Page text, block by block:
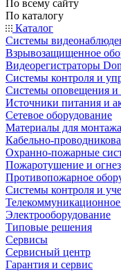
По всему сайту
По каталогу
Каталог
Системы
Взрывозащищенное
Видеорегистраторы
Системы контроля и
Системы оповещения и
Источники питания и
Сетевое оборудование
Материалы для монтажа
Кабельно-
Охранно-пожарные
Пожаротушение и
Противопожарное
Системы контроля и
Электрооборудование
Типовые решения
Сервисы
Сервисный центр
Гарантия и сервис